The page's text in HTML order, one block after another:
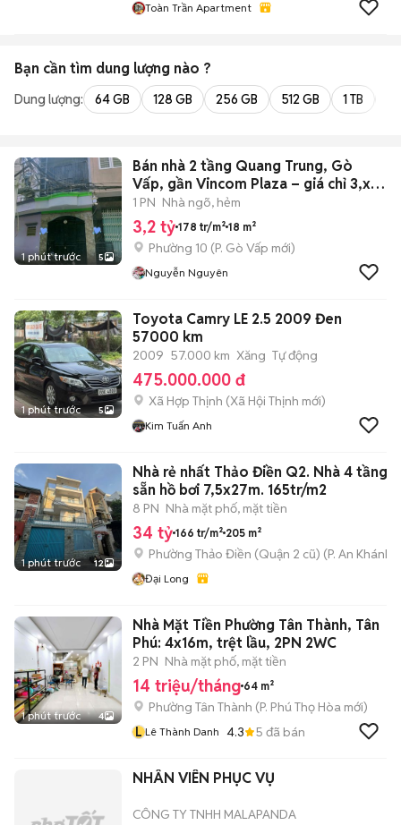
Toàn Trần Apartment
Bạn cần tìm dung lượng nào ?
Dung lượng: 64 GB 128 GB 256 GB 512 GB 1 TB
1 phút trước 5
Bán nhà 2 tầng Quang Trung, Gò
Vấp, gần Vincom Plaza – giá chỉ 3,x
tỷ
1 PN Nhà ngõ, hẻm
3,2 tỷ 178 tr/m² 18 m²
Phường 10 (P. Gò Vấp mới)
Nguyễn Nguyên
1 phút trước 5
Toyota Camry LE 2.5 2009 Đen
57000 km
2009 57.000 km Xăng Tự động
475.000.000 đ
Xã Hợp Thịnh (Xã Hội Thịnh mới)
Kim Tuấn Anh
1 phút trước 12
Nhà rẻ nhất Thảo Điền Q2. Nhà 4 tầng
sẵn hồ bơi 7,5x27m. 165tr/m2
8 PN Nhà mặt phố, mặt tiền
34 tỷ 166 tr/m² 205 m²
Phường Thảo Điền (Quận 2 cũ) (P. An Khánh
Đại Long
1 phút trước 4
Nhà Mặt Tiền Phường Tân Thành, Tân
Phú: 4x16m, trệt lầu, 2PN 2WC
2 PN Nhà mặt phố, mặt tiền
14 triệu/tháng 64 m²
Phường Tân Thành (P. Phú Thọ Hòa mới)
L Lê Thành Danh 4.3 5 đã bán
NHÂN VIÊN PHỤC VỤ
CÔNG TY TNHH MALAPANDA